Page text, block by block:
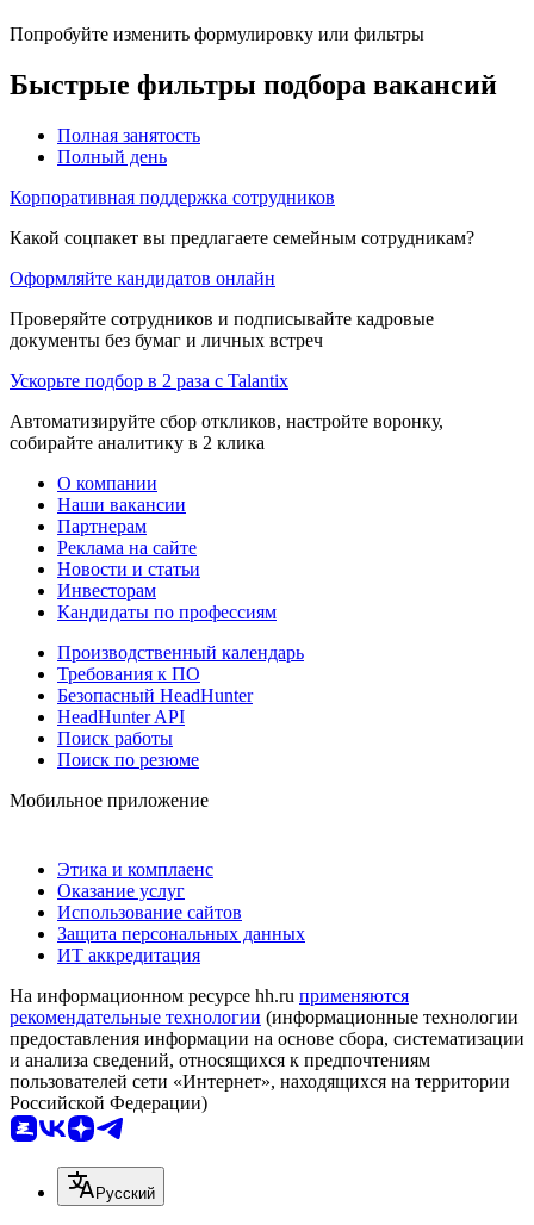
Попробуйте изменить формулировку или фильтры
Быстрые фильтры подбора вакансий
Полная занятость
Полный день
Корпоративная поддержка сотрудников
Какой соцпакет вы предлагаете семейным сотрудникам?
Оформляйте кандидатов онлайн
Проверяйте сотрудников и подписывайте кадровые
документы без бумаг и личных встреч
Ускорьте подбор в 2 раза с Talantix
Автоматизируйте сбор откликов, настройте воронку,
собирайте аналитику в 2 клика
О компании
Наши вакансии
Партнерам
Реклама на сайте
Новости и статьи
Инвесторам
Кандидаты по профессиям
Производственный календарь
Требования к ПО
Безопасный HeadHunter
HeadHunter API
Поиск работы
Поиск по резюме
Мобильное приложение
Этика и комплаенс
Оказание услуг
Использование сайтов
Защита персональных данных
ИТ аккредитация
На информационном ресурсе hh.ru применяются
рекомендательные технологии (информационные технологии
предоставления информации на основе сбора, систематизации
и анализа сведений, относящихся к предпочтениям
пользователей сети «Интернет», находящихся на территории
Российской Федерации)
Русский